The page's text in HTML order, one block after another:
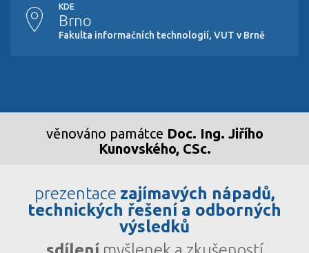
KDE
Brno
Fakulta informačních technologií, VUT v Brně
věnováno památce Doc. Ing. Jiřího
Kunovského, CSc.
prezentace zajímavých nápadů,
technických řešení a odborných
výsledků